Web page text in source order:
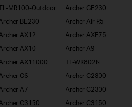
MR100-Outdoor Archer GE230
Archer BE230 Archer Air R5
Archer AX12 Archer AXE75
Archer AX10 Archer A9
Archer AX11000 TL-WR802N
Archer C6 Archer C2300
Archer A7 Archer C2300
Archer C3150 Archer C3150